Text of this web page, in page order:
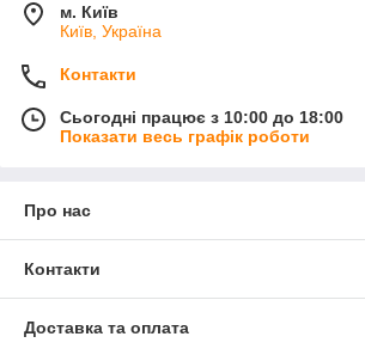
м. Київ
Київ, Україна
Контакти
Сьогодні працює з 10:00 до 18:00
Показати весь графік роботи
Про нас
Контакти
Доставка та оплата